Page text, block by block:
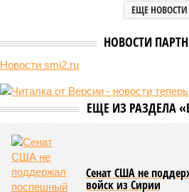
Природа постоянно вступает в
она стремится всё на планете держать
не особенно церемонится с
ждут нас со дня на день и чем грозят?
РассказСтивена Кинга, в котором
последствия очередного
этой мерзости». В реальной жизни
исследователей в организации
понадобиться: природа сама
уменьшить масштабы